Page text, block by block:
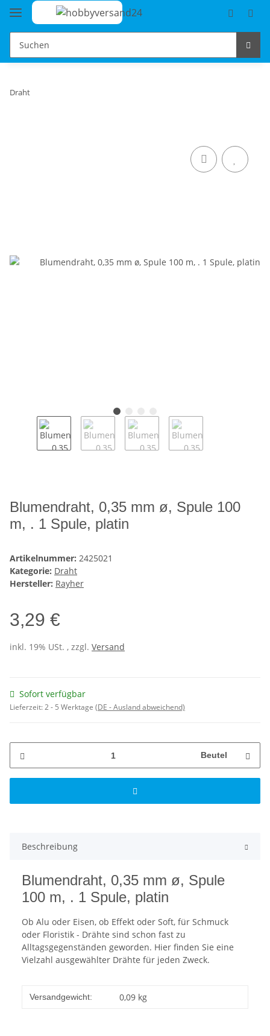
Draht
Blumendraht, 0,35 mm ø, Spule 100
m, . 1 Spule, platin
Artikelnummer: 2425021
Kategorie: Draht
Hersteller: Rayher
3,29 €
inkl. 19% USt. , zzgl. Versand
Sofort verfügbar
Lieferzeit:2 - 5 Werktage (DE - Ausland abweichend)
Beutel
Beschreibung
Blumendraht, 0,35 mm ø, Spule
100 m, . 1 Spule, platin
Ob Alu oder Eisen, ob Effekt oder Soft, für Schmuck
oder Floristik - Drähte sind schon fast zu
Alltagsgegenständen geworden. Hier finden Sie eine
Vielzahl ausgewählter Drähte für jeden Zweck.
Versandgewicht: 0,09 kg